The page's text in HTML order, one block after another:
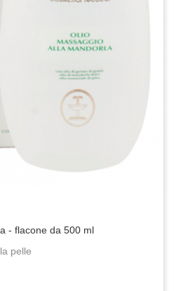
- flacone da 500 ml
pelle